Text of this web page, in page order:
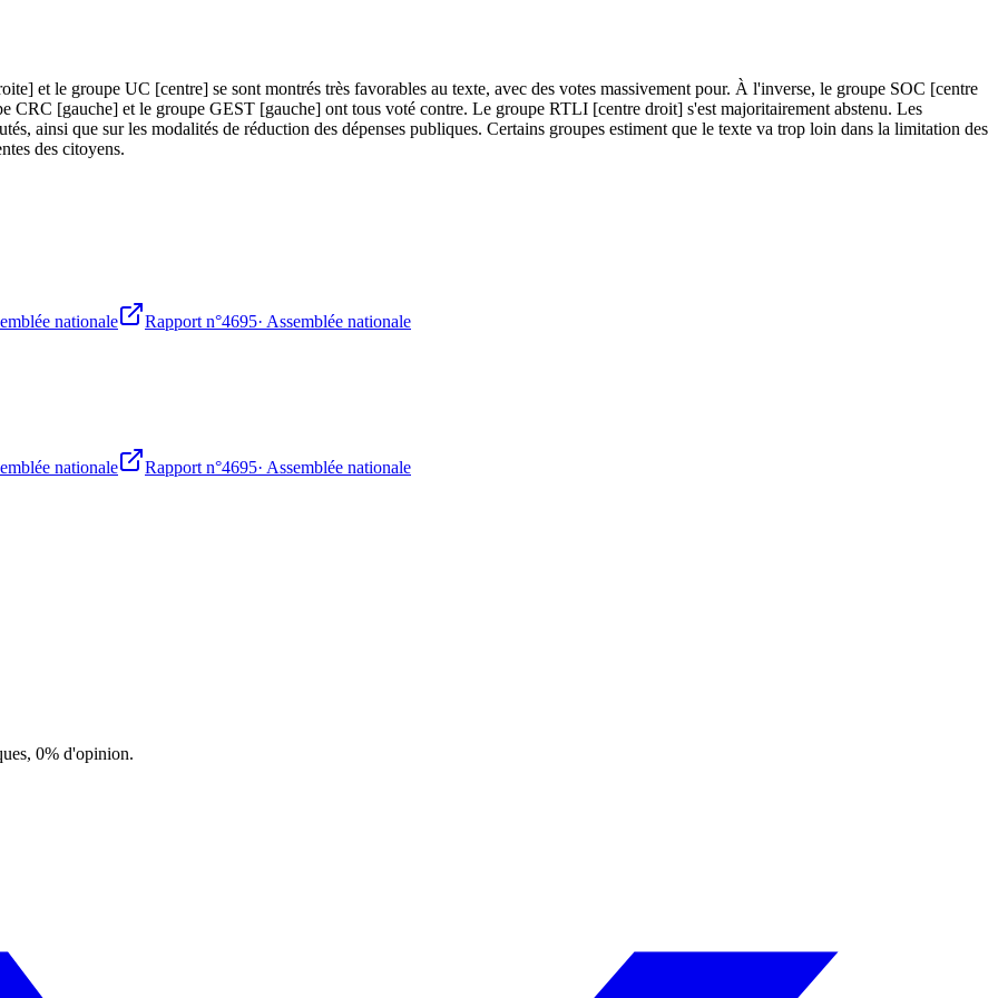
et le groupe UC [centre] se sont montrés très favorables au texte, avec des votes massivement pour. À l'inverse, le groupe SOC [centre
[gauche] et le groupe GEST [gauche] ont tous voté contre. Le groupe RTLI [centre droit] s'est majoritairement abstenu. Les
ainsi que sur les modalités de réduction des dépenses publiques. Certains groupes estiment que le texte va trop loin dans la limitation des
des citoyens.
nationale Rapport n°4695· Assemblée nationale
nationale Rapport n°4695· Assemblée nationale
0% d'opinion.